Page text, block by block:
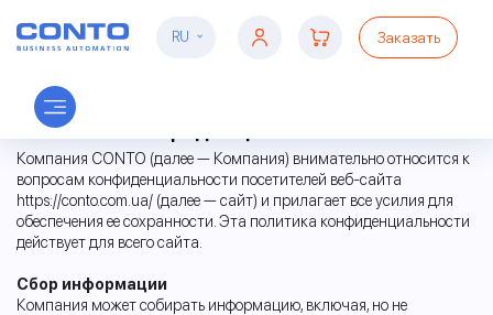
RU Заказать
Политика конфиденциальности
Компания CONTO (далее — Компания) внимательно относится к
вопросам конфиденциальности посетителей веб-сайта
https://conto.com.ua/ (далее — сайт) и прилагает все усилия для
обеспечения ее сохранности. Эта политика конфиденциальности
действует для всего сайта.
Сбор информации
Компания может собирать информацию, включая, но не